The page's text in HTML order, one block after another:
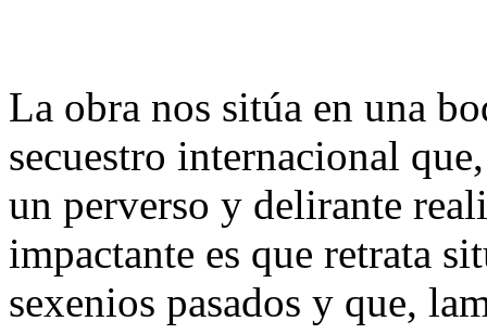
La obra nos sitúa en una
secuestro internacional
un perverso y delirante
impactante es que retrata
sexenios pasados y que,